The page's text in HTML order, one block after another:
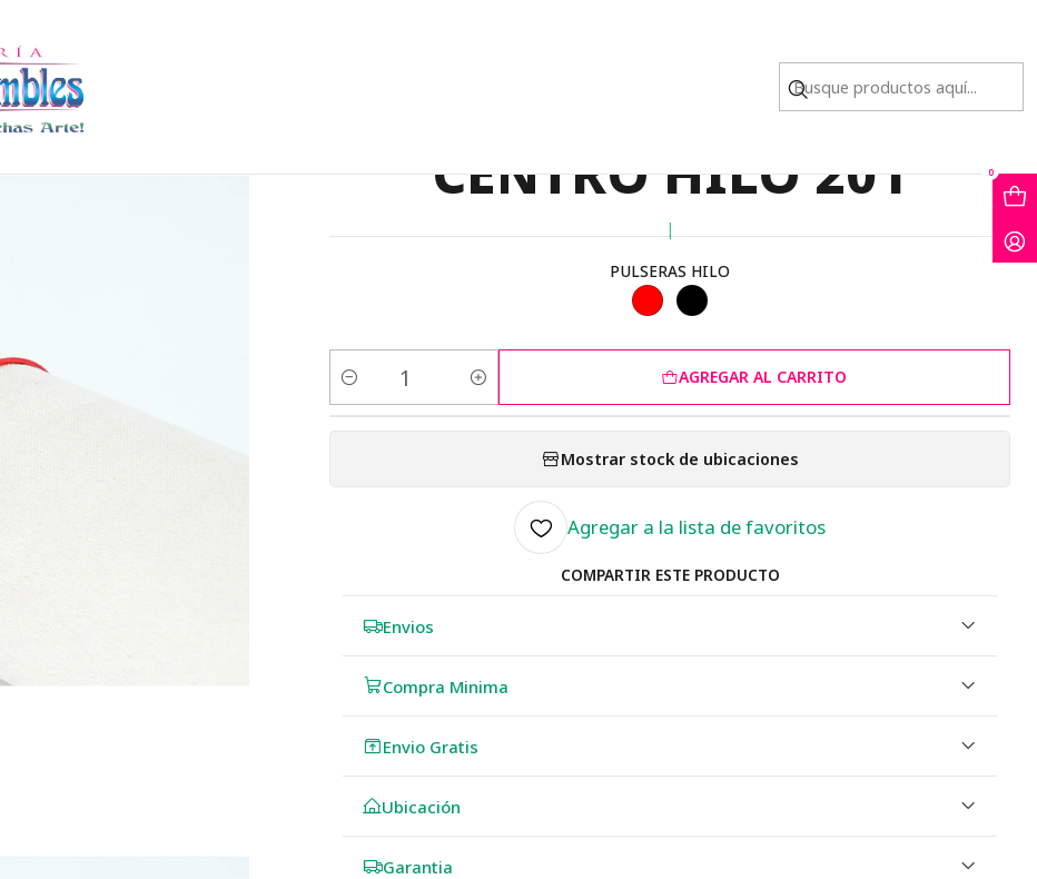
0
PULSERA DORADA ACERO
CENTRO HILO 201
|
PULSERAS HILO
Cantidad
AGREGAR AL CARRITO
Mostrar stock de ubicaciones
Agregar a la lista de favoritos
COMPARTIR ESTE PRODUCTO
Envios
Compra Minima
Envio Gratis
Ubicación
Garantia